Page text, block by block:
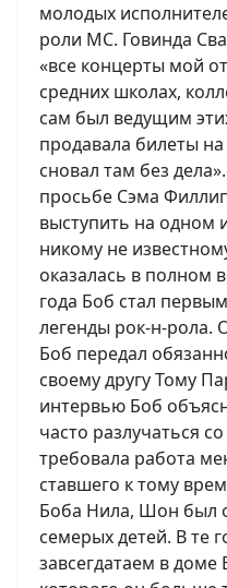
молодых
роли MC. Говинда
«все концерты мой
средних школах,
сам был ведущим
продавала билеты
сновал там без
просьбе Сэма
выступить на одном
никому не
оказалась в полном
года Боб стал
легенды рок-н-рола.
Боб передал
своему другу Тому
интервью Боб
часто разлучаться
требовала работа
ставшего к тому
Боба Нила, Шон был
семерых детей. В те
завсегдатаем в доме